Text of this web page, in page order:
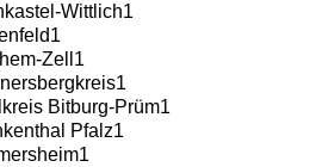
Wittlich1
1
Zell 1
1
Bitburg-Prüm1
Pfalz1
1